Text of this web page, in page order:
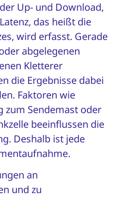
Up- und Download,
das heißt die
wird erfasst. Gerade
abgelegenen
Kletterer
die Ergebnisse dabei
Faktoren wie
zum Sendemast oder
beeinflussen die
Deshalb ist jede
an
und zu